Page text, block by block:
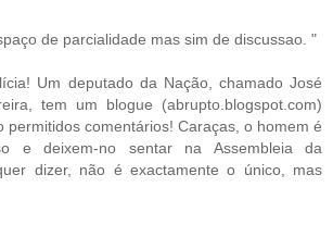
de parcialidade mas sim de discussao. "
Um deputado da Nação, chamado José
tem um blogue (abrupto.blogspot.com)
permitidos comentários! Caraças, o homem é
e deixem-no sentar na Assembleia da
dizer, não é exactamente o único, mas